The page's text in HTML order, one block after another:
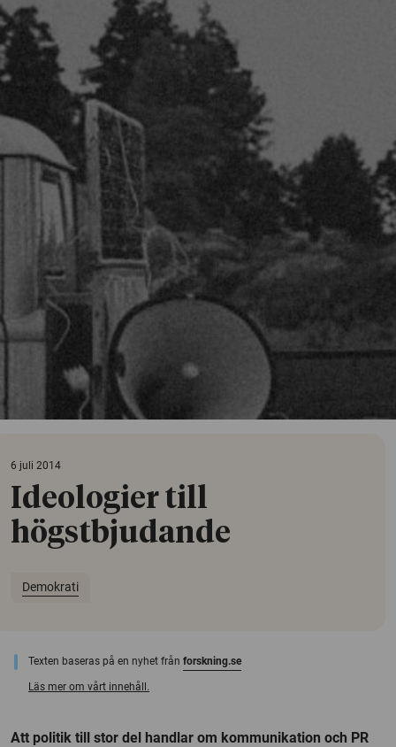
6 juli 2014
Ideologier till
högstbjudande
Demokrati
Texten baseras på en nyhet från forskning.se
Läs mer om vårt innehåll.
Att politik till stor del handlar om kommunikation och PR